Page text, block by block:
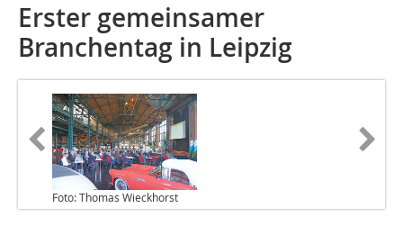
Erster gemeinsamer
Branchentag in Leipzig
Foto: Thomas Wieckhorst